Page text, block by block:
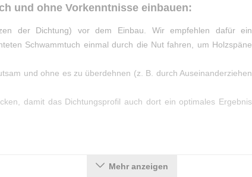
und ohne Vorkenntnisse einbauen:
der Dichtung) vor dem Einbau. Wir empfehlen dafür ein
Schwammtuch einmal durch die Nut fahren, um Holzspäne
und ohne es zu überdehnen (z. B. durch Auseinanderziehen
damit das Dichtungsprofil auch dort ein optimales Ergebnis
Mehr anzeigen